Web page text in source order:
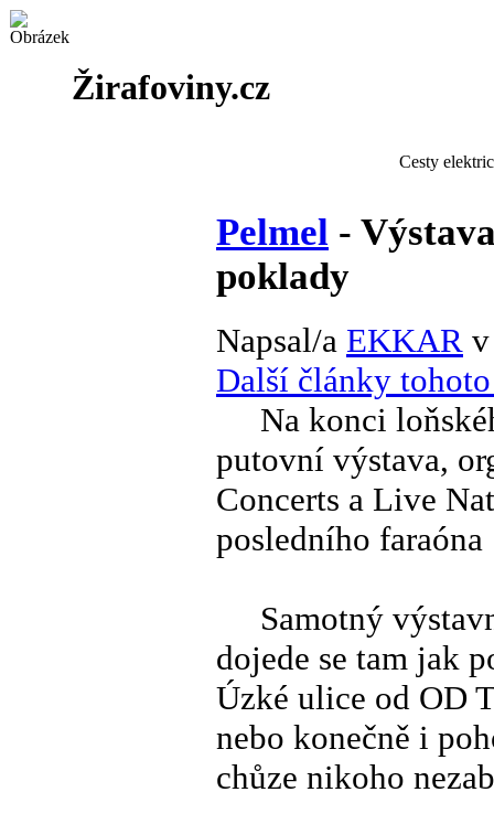
Žirafoviny.cz
Cesty
Pelmel -
poklady
Napsal/a EKKAR
Další články
Na konci
putovní výstava,
Concerts a Live
posledního
Samotný
dojede se tam jak
Úzké ulice od OD
nebo konečně i
chůze nikoho